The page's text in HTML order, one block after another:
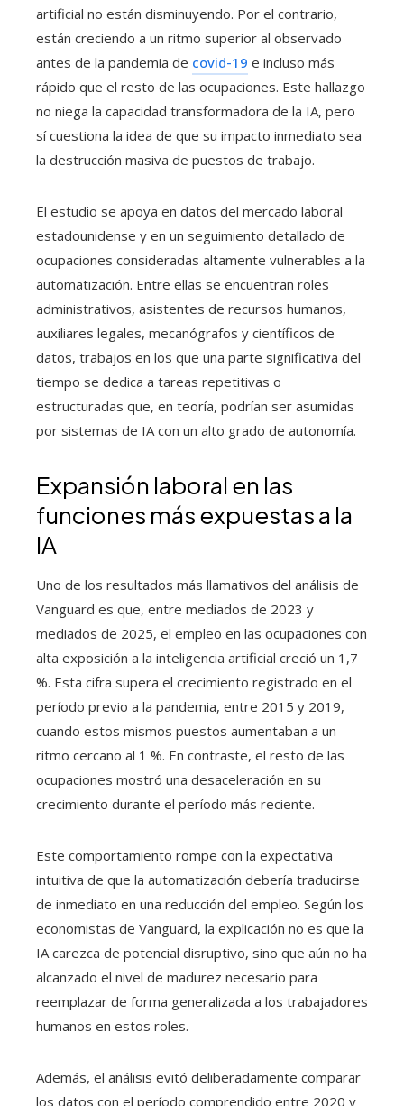
artificial no están disminuyendo. Por el contrario,
están creciendo a un ritmo superior al observado
antes de la pandemia de covid-19 e incluso más
rápido que el resto de las ocupaciones. Este hallazgo
no niega la capacidad transformadora de la IA, pero
sí cuestiona la idea de que su impacto inmediato sea
la destrucción masiva de puestos de trabajo.
El estudio se apoya en datos del mercado laboral
estadounidense y en un seguimiento detallado de
ocupaciones consideradas altamente vulnerables a la
automatización. Entre ellas se encuentran roles
administrativos, asistentes de recursos humanos,
auxiliares legales, mecanógrafos y científicos de
datos, trabajos en los que una parte significativa del
tiempo se dedica a tareas repetitivas o
estructuradas que, en teoría, podrían ser asumidas
por sistemas de IA con un alto grado de autonomía.
Expansión laboral en las
funciones más expuestas a la
IA
Uno de los resultados más llamativos del análisis de
Vanguard es que, entre mediados de 2023 y
mediados de 2025, el empleo en las ocupaciones con
alta exposición a la inteligencia artificial creció un 1,7
%. Esta cifra supera el crecimiento registrado en el
período previo a la pandemia, entre 2015 y 2019,
cuando estos mismos puestos aumentaban a un
ritmo cercano al 1 %. En contraste, el resto de las
ocupaciones mostró una desaceleración en su
crecimiento durante el período más reciente.
Este comportamiento rompe con la expectativa
intuitiva de que la automatización debería traducirse
de inmediato en una reducción del empleo. Según los
economistas de Vanguard, la explicación no es que la
IA carezca de potencial disruptivo, sino que aún no ha
alcanzado el nivel de madurez necesario para
reemplazar de forma generalizada a los trabajadores
humanos en estos roles.
Además, el análisis evitó deliberadamente comparar
los datos con el período comprendido entre 2020 y